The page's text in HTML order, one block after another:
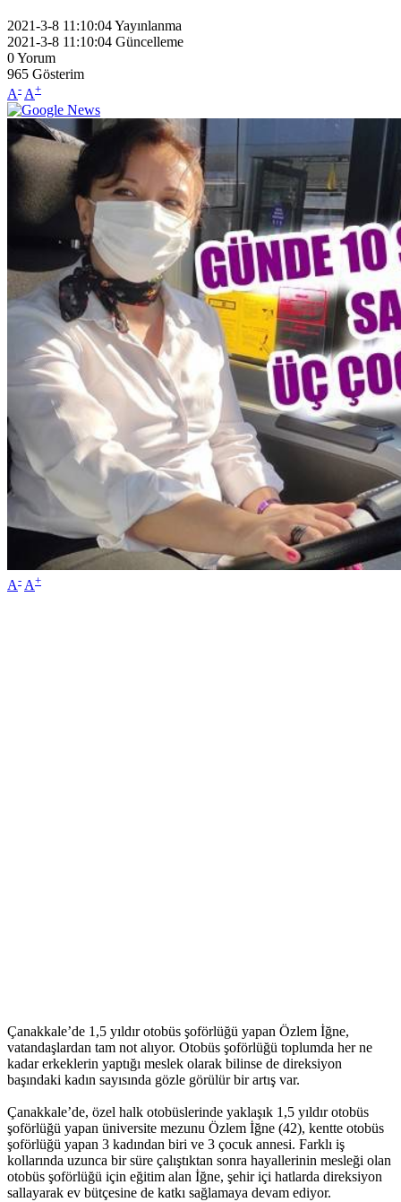
2021-3-8 11:10:04Yayınlanma
2021-3-8 11:10:04 Güncelleme
0Yorum
965 Gösterim
A- A+
A- A+
Çanakkale’de 1,5 yıldır otobüs şoförlüğü yapan Özlem İğne,
vatandaşlardan tam not alıyor. Otobüs şoförlüğü toplumda her ne
kadar erkeklerin yaptığı meslek olarak bilinse de direksiyon
başındaki kadın sayısında gözle görülür bir artış var.
Çanakkale’de, özel halk otobüslerinde yaklaşık 1,5 yıldır otobüs
şoförlüğü yapan üniversite mezunu Özlem İğne (42), kentte otobüs
şoförlüğü yapan 3 kadından biri ve 3 çocuk annesi. Farklı iş
kollarında uzunca bir süre çalıştıktan sonra hayallerinin mesleği olan
otobüs şoförlüğü için eğitim alan İğne, şehir içi hatlarda direksiyon
sallayarak ev bütçesine de katkı sağlamaya devam ediyor.